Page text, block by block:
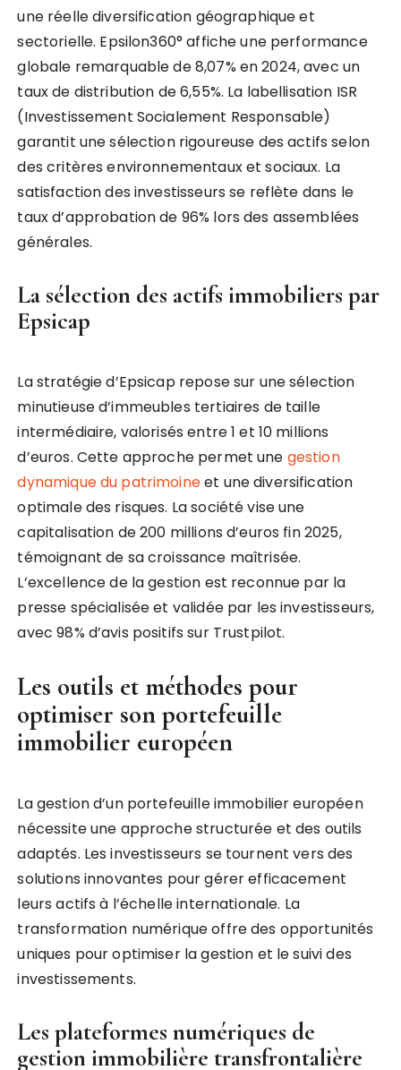
une réelle diversification géographique et
sectorielle. Epsilon360° affiche une performance
globale remarquable de 8,07% en 2024, avec un
taux de distribution de 6,55%. La labellisation ISR
(Investissement Socialement Responsable)
garantit une sélection rigoureuse des actifs selon
des critères environnementaux et sociaux. La
satisfaction des investisseurs se reflète dans le
taux d’approbation de 96% lors des assemblées
générales.
La sélection des actifs immobiliers par
Epsicap
La stratégie d’Epsicap repose sur une sélection
minutieuse d’immeubles tertiaires de taille
intermédiaire, valorisés entre 1 et 10 millions
d’euros. Cette approche permet une gestion
dynamique du patrimoineet une diversification
optimale des risques. La société vise une
capitalisation de 200 millions d’euros fin 2025,
témoignant de sa croissance maîtrisée.
L’excellence de la gestion est reconnue par la
presse spécialisée et validée par les investisseurs,
avec 98% d’avis positifs sur Trustpilot.
Les outils et méthodes pour
optimiser son portefeuille
immobilier européen
La gestion d’un portefeuille immobilier européen
nécessite une approche structurée et des outils
adaptés. Les investisseurs se tournent vers des
solutions innovantes pour gérer efficacement
leurs actifs à l’échelle internationale. La
transformation numérique offre des opportunités
uniques pour optimiser la gestion et le suivi des
investissements.
Les plateformes numériques de
gestion immobilière transfrontalière